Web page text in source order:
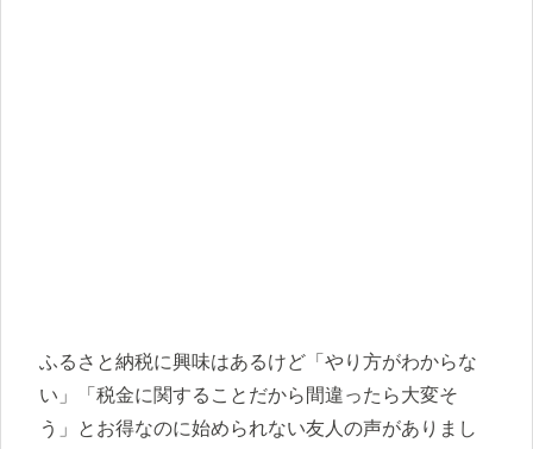
ふるさと納税に興味はあるけど「やり方がわからな
い」「税金に関することだから間違ったら大変そ
う」とお得なのに始められない友人の声がありまし